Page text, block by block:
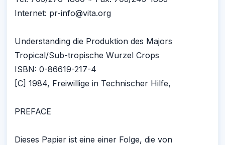
Internet: pr-info@vita.org
Understanding die Produktion des Majors
Tropical/Sub-tropische Wurzel Crops
ISBN: 0-86619-217-4
[C] 1984, Freiwillige in Technischer Hilfe,
PREFACE
Dieses Papier ist eine einer Folge, die von